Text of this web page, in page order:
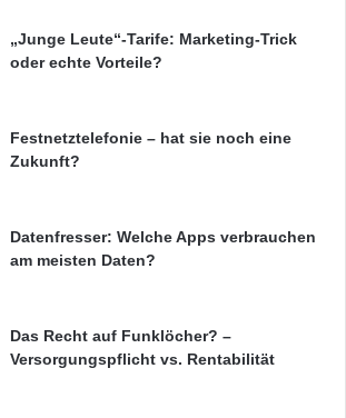
„Junge Leute“-Tarife: Marketing-Trick
oder echte Vorteile?
Festnetztelefonie – hat sie noch eine
Zukunft?
Datenfresser: Welche Apps verbrauchen
am meisten Daten?
Das Recht auf Funklöcher? –
Versorgungspflicht vs. Rentabilität